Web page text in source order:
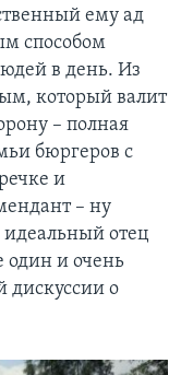
ему ад
способом
в день. Из
который валит
– полная
бюргеров с
и
– ну
идеальный отец
один и очень
дискуссии о